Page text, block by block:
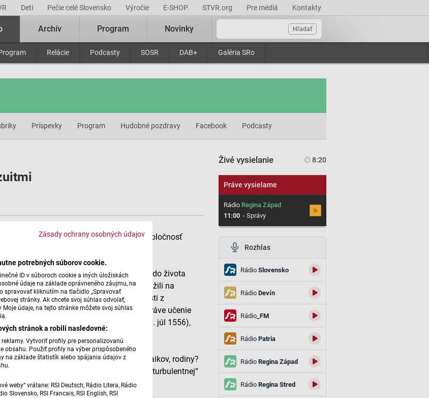
Zásady ochrany osobných údajov
potrebných súborov cookie.
ID v súboroch cookie a iných úložiskách
údaje na základe oprávneného záujmu, na
spravovať kliknutím na tlačidlo „Spravovať
stránky. Ak chcete svoj súhlas odvolať,
údaje, na tejto stránke môžete svoj súhlas
stránok a robili nasledovné:
Vytvoriť profily pre personalizovanú
obsahu. Použiť profily na výber prispôsobeného
na základe štatistík alebo spájania údajov z
weby“ vrátane: RSI Deutsch, Rádio Litera, Rádio
Slovensko, RSI Francais, RSI English, RSI
Deti Pečie celé Slovensko Výročie E-SHOP STVR.org Pre médiá Kontakty
Hľadať
Relácie Podcasty SOSR DAB+ Galéria SRo
Archív Program Novinky
Príspevky Program Hudobné pozdravy Facebook Podcasty
pôsobí rehoľa jezuitov (oficiálne: Spoločnosť
pondelok sme vám priniesli sondu do života
veku z jezuitskej komunity, ktorí slúžili na
Slovenska. Ich zážitky, skúsenosti z
motívy, prečo sa rozhodli nasledovať práve učenie
Ignáca - španielskeho šľachtica (1491 - 31. júl 1556),
„metódu duchovných cvičení“.
ignaciánska spiritualita príťažlivá aj pre laikov, rodiny?
svoju službu a postavenie v dnešnej „turbulentnej“
Živé vysielanie 8:20
Práve vysielame
RádioRegina Západ
11:00 - Správy
Rozhlas
RádioSlovensko
RádioDevín
Rádio_FM
RádioPatria
RádioRegina Západ
RádioRegina Stred